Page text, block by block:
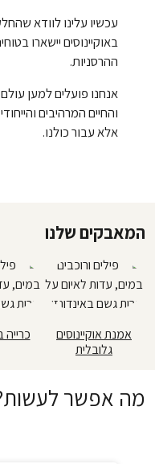
עכשיו עלינו לוודא
באוקיינוסים יישארו
ההרסניות.
אנחנו פועלים למען עולם
והחיים המרהיבים
אלא עבור כולנו.
המאבקים שלנו
אמנת אוקיינוסים
גלובלית
מה אפשר